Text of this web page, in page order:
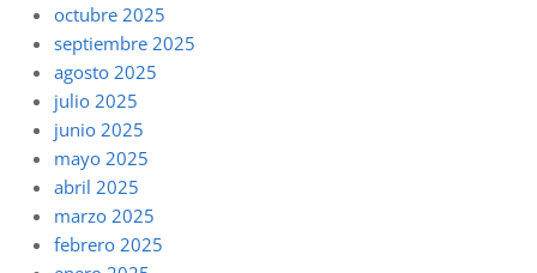
octubre 2025
septiembre 2025
agosto 2025
julio 2025
junio 2025
mayo 2025
abril 2025
marzo 2025
febrero 2025